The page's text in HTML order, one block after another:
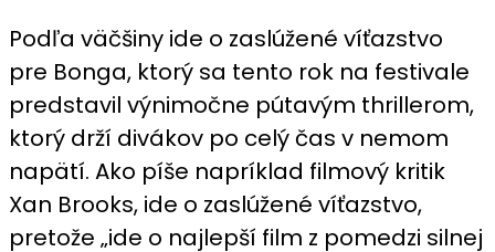
Podľa väčšiny ide o zaslúžené víťazstvo
pre Bonga, ktorý sa tento rok na festivale
predstavil výnimočne pútavým thrillerom,
ktorý drží divákov po celý čas v nemom
napätí. Ako píše napríklad filmový kritik
Xan Brooks, ide o zaslúžené víťazstvo,
pretože „ide o najlepší film z pomedzi silnej